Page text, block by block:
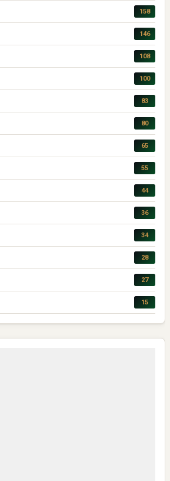
158
146
108
100
83
80
65
55
44
36
34
28
27
15